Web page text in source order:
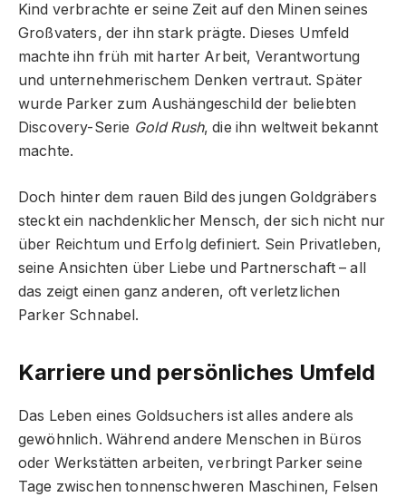
Kind verbrachte er seine Zeit auf den Minen seines
Großvaters, der ihn stark prägte. Dieses Umfeld
machte ihn früh mit harter Arbeit, Verantwortung
und unternehmerischem Denken vertraut. Später
wurde Parker zum Aushängeschild der beliebten
Discovery-Serie Gold Rush, die ihn weltweit bekannt
machte.
Doch hinter dem rauen Bild des jungen Goldgräbers
steckt ein nachdenklicher Mensch, der sich nicht nur
über Reichtum und Erfolg definiert. Sein Privatleben,
seine Ansichten über Liebe und Partnerschaft – all
das zeigt einen ganz anderen, oft verletzlichen
Parker Schnabel.
Karriere und persönliches Umfeld
Das Leben eines Goldsuchers ist alles andere als
gewöhnlich. Während andere Menschen in Büros
oder Werkstätten arbeiten, verbringt Parker seine
Tage zwischen tonnenschweren Maschinen, Felsen